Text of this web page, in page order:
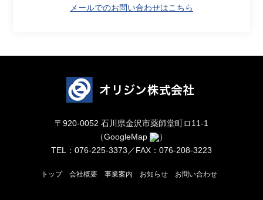
メールでのお問い合わせはこちら
〒920-0052 石川県金沢市薬師堂町ロ11-1
（GoogleMap
）
TEL：076-225-3373／FAX：076-208-3223
トップ 会社概要 事業案内 お知らせ お問い合わせ